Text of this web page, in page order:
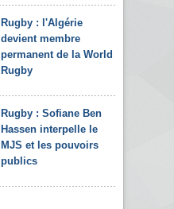
Rugby : l'Algérie
devient membre
permanent de la World
Rugby
Rugby : Sofiane Ben
Hassen interpelle le
MJS et les pouvoirs
publics